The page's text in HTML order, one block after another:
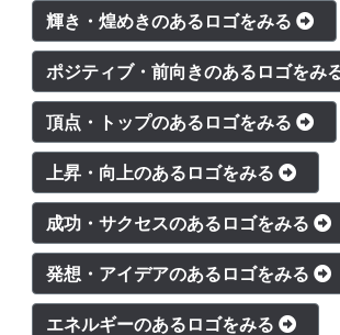
輝き・煌めきのあるロゴをみる
ポジティブ・前向きのあるロゴをみ
頂点・トップのあるロゴをみる
上昇・向上のあるロゴをみる
成功・サクセスのあるロゴをみる
発想・アイデアのあるロゴをみる
エネルギーのあるロゴをみる